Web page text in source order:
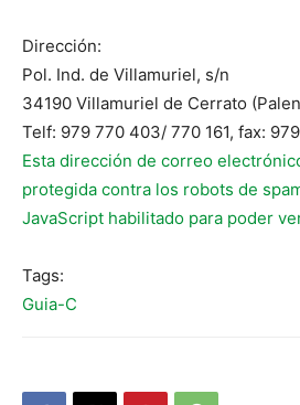
Dirección:
Pol. Ind. de Villamuriel, s/n
34190 Villamuriel de Cerrato
Telf: 979 770 403/ 770 161, fax:
Esta dirección de correo
protegida contra los robots de
JavaScript habilitado para poder
Tags:
Guia-C